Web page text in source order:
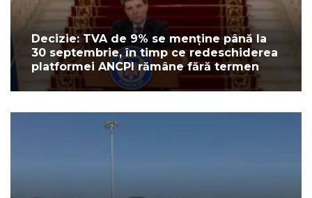
Decizie: TVA de 9% se menține până la
30 septembrie, în timp ce redeschiderea
platformei ANCPI rămâne fără termen